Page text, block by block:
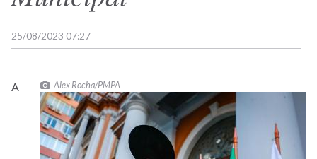
25/08/2023 07:27
Alex Rocha/PMPA
A